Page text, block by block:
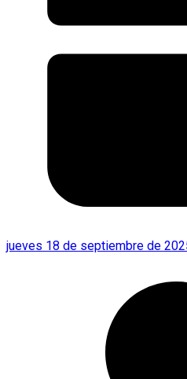
jueves 18 de septiembre de